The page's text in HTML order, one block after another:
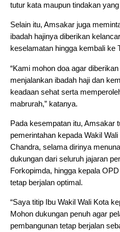
tutur kata maupun tindakan
Selain itu, Amsakar juga
ibadah hajinya diberikan
keselamatan hingga kembali ke
“Kami mohon doa agar
menjalankan ibadah haji dan
keadaan sehat serta
mabrurah,” katanya.
Pada kesempatan itu, Amsakar
pemerintahan kepada Wakil
Chandra, selama dirinya
dukungan dari seluruh jajaran
Forkopimda, hingga kepala
tetap berjalan optimal.
“Saya titip Ibu Wakil Wali Kota
Mohon dukungan penuh agar
pembangunan tetap berjalan